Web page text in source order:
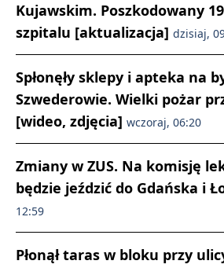
Kujawskim. Poszkodowany
szpitalu [aktualizacja] dzisiaj,
Spłonęły sklepy i apteka na
Szwederowie. Wielki pożar
[wideo, zdjęcia] wczoraj, 06:20
Zmiany w ZUS. Na komisję
będzie jeździć do Gdańska i
12:59
Płonął taras w bloku przy